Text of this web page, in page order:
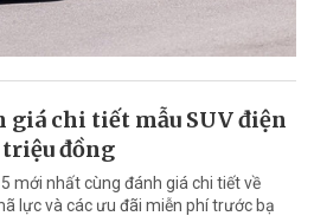
giá chi tiết mẫu SUV điện
đồng
mới nhất cùng đánh giá chi tiết về
lực và các ưu đãi miễn phí trước bạ